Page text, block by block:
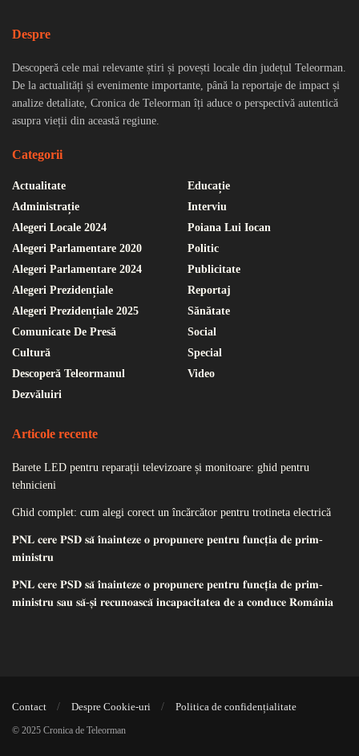
Despre
Descoperă cele mai relevante știri și povești locale din județul Teleorman.
De la actualități și evenimente importante, până la reportaje de impact și
analize detaliate, Cronica de Teleorman îți aduce o perspectivă autentică
asupra vieții din această regiune.
Categorii
Actualitate
Administrație
Alegeri Locale 2024
Alegeri Parlamentare 2020
Alegeri Parlamentare 2024
Alegeri Prezidențiale
Alegeri Prezidențiale 2025
Comunicate De Presă
Cultură
Descoperă Teleormanul
Dezvăluiri
Educație
Interviu
Poiana Lui Iocan
Politic
Publicitate
Reportaj
Sănătate
Social
Special
Video
Articole recente
Barete LED pentru reparații televizoare și monitoare: ghid pentru
tehnicieni
Ghid complet: cum alegi corect un încărcător pentru trotineta electrică
𝐏𝐍𝐋 𝐜𝐞𝐫𝐞 𝐏𝐒𝐃 𝐬𝐚̆ 𝐢̂𝐧𝐚𝐢𝐧𝐭𝐞𝐳𝐞 𝐨 𝐩𝐫𝐨𝐩𝐮𝐧𝐞𝐫𝐞 𝐩𝐞𝐧𝐭𝐫𝐮 𝐟𝐮𝐧𝐜𝐭̦𝐢𝐚 𝐝𝐞 𝐩𝐫𝐢𝐦-
𝐦𝐢𝐧𝐢𝐬𝐭𝐫𝐮
𝐏𝐍𝐋 𝐜𝐞𝐫𝐞 𝐏𝐒𝐃 𝐬𝐚̆ 𝐢̂𝐧𝐚𝐢𝐧𝐭𝐞𝐳𝐞 𝐨 𝐩𝐫𝐨𝐩𝐮𝐧𝐞𝐫𝐞 𝐩𝐞𝐧𝐭𝐫𝐮 𝐟𝐮𝐧𝐜𝐭̦𝐢𝐚 𝐝𝐞 𝐩𝐫𝐢𝐦-
𝐦𝐢𝐧𝐢𝐬𝐭𝐫𝐮 𝐬𝐚𝐮 𝐬𝐚̆-𝐬̦𝐢 𝐫𝐞𝐜𝐮𝐧𝐨𝐚𝐬𝐜𝐚̆ 𝐢𝐧𝐜𝐚𝐩𝐚𝐜𝐢𝐭𝐚𝐭𝐞𝐚 𝐝𝐞 𝐚 𝐜𝐨𝐧𝐝𝐮𝐜𝐞 𝐑𝐨𝐦𝐚̂𝐧𝐢𝐚
Contact Despre Cookie-uri Politica de confidențialitate
© 2025 Cronica de Teleorman